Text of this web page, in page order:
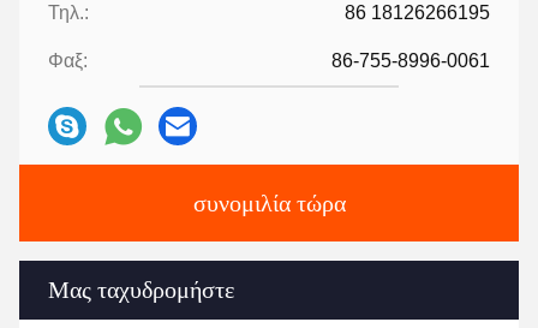
Τηλ.: 86 18126266195
Φαξ: 86-755-8996-0061
συνομιλία τώρα
Μας ταχυδρομήστε